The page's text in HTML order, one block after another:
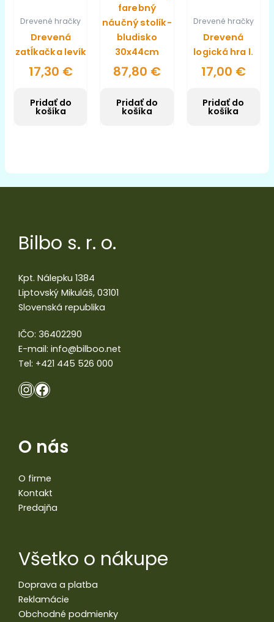
Drevené hračky
Drevená
zatĺkačka levík
17,30 €
Pridať do
košíka
farebný
náučný stolík-
bludisko
30x44cm
87,80 €
Pridať do
košíka
Drevené hračky
Drevená
logická hra l.
17,00 €
Pridať do
košíka
Bilbo s. r. o.
Kpt. Nálepku 1384
Liptovský Mikuláš, 03101
Slovenská republika
IČO: 36402290
E-mail: info@bilboo.net
Tel: +421 445 526 000
O nás
O firme
Kontakt
Predajňa
Všetko o nákupe
Doprava a platba
Reklamácie
Obchodné podmienky